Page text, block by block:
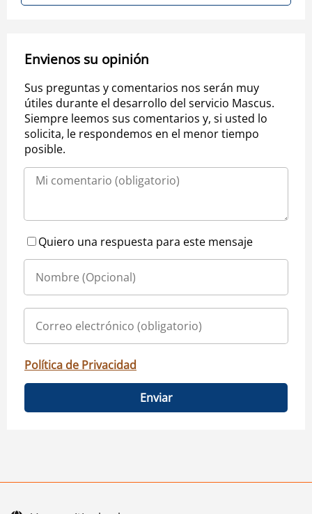
Envienos su opinión
Sus preguntas y comentarios nos serán muy
útiles durante el desarrollo del servicio Mascus.
Siempre leemos sus comentarios y, si usted lo
solicita, le respondemos en el menor tiempo
posible.
Quiero una respuesta para este mensaje
Política de Privacidad
Enviar